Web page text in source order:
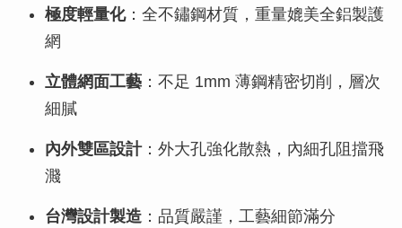
極度輕量化：全不鏽鋼材質，重量媲美全鋁製護
網
立體網面工藝 ：不足 1mm 薄鋼精密切削，層次
細膩
內外雙區設計：外大孔強化散熱，內細孔阻擋飛
濺
台灣設計製造 ：品質嚴謹，工藝細節滿分